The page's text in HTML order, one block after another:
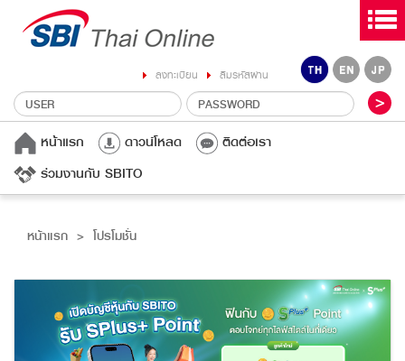
ลงทะเบียน ลืมรหัสผ่าน
หน้าแรก ดาวน์โหลด
ติดต่อเรา
ร่วมงานกับ SBITO
หน้าแรก โปรโมชั่น